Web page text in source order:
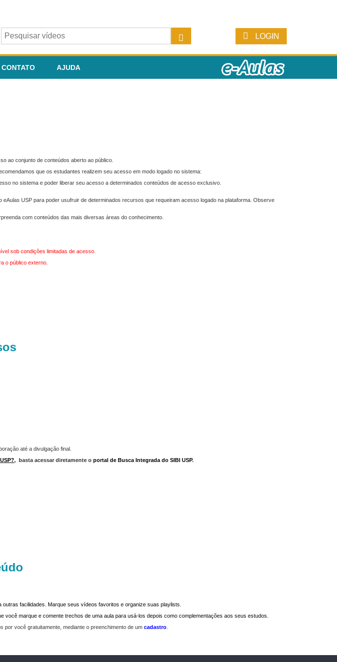
LOGIN
CONTATO AJUDA
ao conjunto de conteúdos aberto ao público.
que os estudantes realizem seu acesso em modo logado no sistema:
no sistema e poder liberar seu acesso a determinados conteúdos de acesso exclusivo.
eAulas USP para poder usufruir de determinados recursos que requeiram acesso logado na plataforma. Observe
com conteúdos das mais diversas áreas do conhecimento.
sob condições limitadas de acesso.
o público externo.
até a divulgação final.
, basta acessar diretamente o portal de Busca Integrada do SIBI USP.
facilidades. Marque seus vídeos favoritos e organize suas playlists.
marque e comente trechos de uma aula para usá-los depois como complementações aos seus estudos.
por você gratuitamente, mediante o preenchimento de um cadastro